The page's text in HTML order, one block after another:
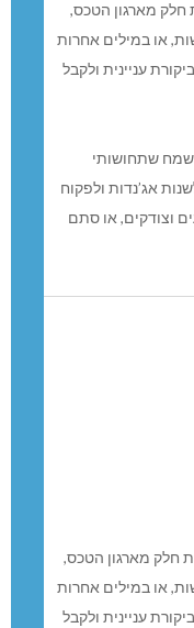
חלק מארגון הטכס,
או במילים אחרות
עניינית ולקבל
שמח שתחושותי
אג’נדות ולפקוח
וצודקים, או סתם
חלק מארגון הטכס,
או במילים אחרות
עניינית ולקבל